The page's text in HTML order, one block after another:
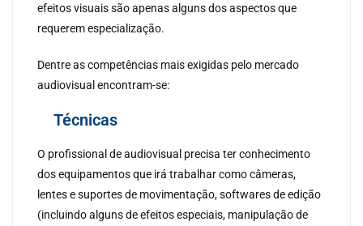
efeitos visuais são apenas alguns dos aspectos que
requerem especialização.
Dentre as competências mais exigidas pelo mercado
audiovisual encontram-se:
Técnicas
O profissional de audiovisual precisa ter conhecimento
dos equipamentos que irá trabalhar como câmeras,
lentes e suportes de movimentação, softwares de edição
(incluindo alguns de efeitos especiais, manipulação de